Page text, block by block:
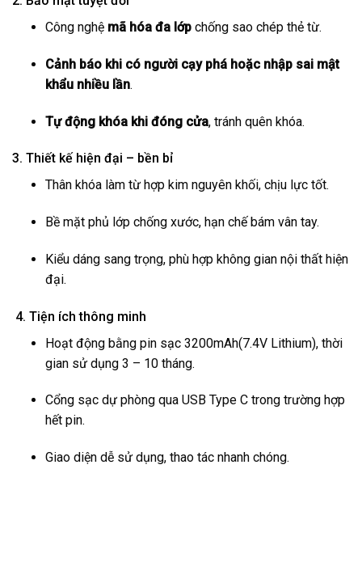
Công nghệ mã hóa đa lớpchống sao chép thẻ từ.
Cảnh báo khi có người cạy phá hoặc nhập sai mật
khẩu nhiều lần.
Tự động khóa khi đóng cửa, tránh quên khóa.
3. Thiết kế hiện đại – bền bỉ
Thân khóa làm từ hợp kim nguyên khối, chịu lực tốt.
Bề mặt phủ lớp chống xước, hạn chế bám vân tay.
Kiểu dáng sang trọng, phù hợp không gian nội thất hiện
đại.
4. Tiện ích thông minh
Hoạt động bằng pin sạc 3200mAh(7.4V Lithium), thời
gian sử dụng 3 – 10 tháng.
Cổng sạc dự phòng qua USB Type C trong trường hợp
hết pin.
Giao diện dễ sử dụng, thao tác nhanh chóng.